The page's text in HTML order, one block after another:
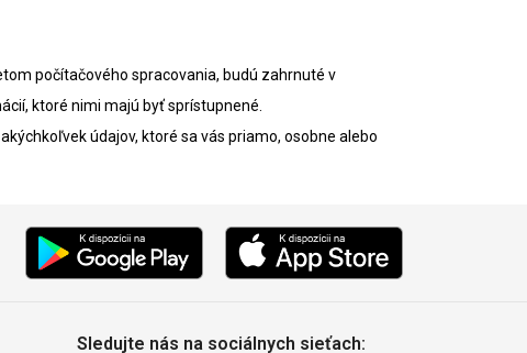
počítačového spracovania, budú zahrnuté v
ktoré nimi majú byť sprístupnené.
údajov, ktoré sa vás priamo, osobne alebo
Sledujte nás na sociálnych sieťach: